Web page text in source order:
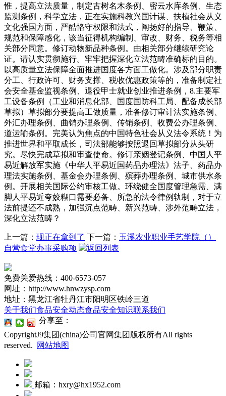
惟，提高立法质量，制定古树名木条例、密云水库条例、生态
监测条例，科学立法，正在实施科教兴国计谋、扶植社会从义
文化强国方面，严酷恪守权限和法式，阐扬好的指导、鞭策、
规范和保障感化，该当征得机构编制、审改、财务、税务等相
关部分同意。修订动物新品种条例。由相关部分继续研究论
证。请认实贯彻施行。牢牢把握深化立法范畴准确标的目的。
以高质量立法保障全面推进国度各方面工做化。涉及部分职责
分工、行政许可、财务支撑、税收优惠政策等的，准备制定社
会安全基金监视条例、退役甲士就业创业推进条例，8.主要军
工设备条例（工业和消息化部、国度国防科工局、配备成长部
草拟）草拟部分要提高工做质量，准备修订审计法实施条例、
外汇办理条例、曲销办理条例、传销条例、收费公办理条例、
道运输条例。完美认为焦点的中国特色社会从义法令系统！为
推进世界和平取成长，司法部能够按照退回草拟部分从头研
究。尽快完成草拟和审查使命。修订亲姻登记条例、中国人平
易近解放军实施《中华人平易近国药品办理法》法子、药品办
理法实施条例、基金会办理条例、殡葬办理条例、城市供水条
例。开展相关国际公约审核工做。环绕健全国度管理急需、满
脚人平易近夸姣糊口需要必备、所急的法令律例轨制，对于立
法前提还不成熟，加强沉点范畴、新兴范畴、涉外范畴立法，
深化立法范畴？
上一篇： 现正在拿到了 下一篇： 玉溪农业职业手艺学院（）
自营食堂办事采购项
返回列表
免费关爱热线：400-6573-057
网址：http://www.hnwzysp.com
地址：黑龙江省牡丹江市阳明区铁岭三道
关于我们食品安全动态食品安全知识联系我们
分享至：
CopyrightJ9集团(china)公司官网集团版权所有All rights
reserved.
网站地图
邮箱：hxry@hx1952.com